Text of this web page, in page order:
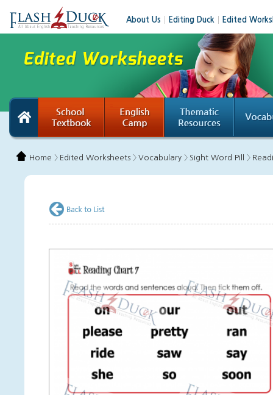
About Us Editing Duck Edited
Home 〉 Edited Worksheets 〉 Vocabulary 〉 Sight Word Pill 〉